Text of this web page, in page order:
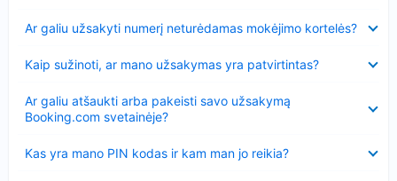
Ar galiu užsakyti numerį neturėdamas mokėjimo kortelės?
Kaip sužinoti, ar mano užsakymas yra patvirtintas?
Ar galiu atšaukti arba pakeisti savo užsakymą
Booking.com svetainėje?
Kas yra mano PIN kodas ir kam man jo reikia?